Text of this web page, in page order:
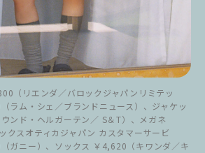
（リエンダ／バロックジャパンリミテッ
ラム・シェ／ブランドニュース）、ジャケッ
ンド・ヘルガーテン／ S＆T）、メガネ
クスオティカジャパン カスタマーサービ
ガニー）、ソックス ￥4,620（キワンダ／キ